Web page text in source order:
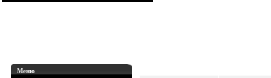
Меню